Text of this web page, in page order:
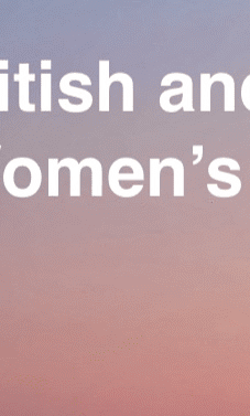
Exporter uniquement
Ajoutez un logo, un bouton,
Our Association
Activities
Join us